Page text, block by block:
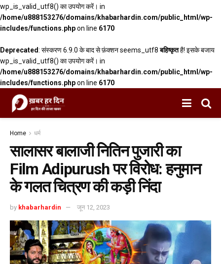
wp_is_valid_utf8() का उपयोग करें। in
/home/u888153276/domains/khabarhardin.com/public_html/wp-
includes/functions.phpon line 6170
Deprecated: संस्करण 6.9.0 के बाद से फ़ंक्शन seems_utf8बहिष्कृतहै! इसके बजाय
wp_is_valid_utf8() का उपयोग करें। in
/home/u888153276/domains/khabarhardin.com/public_html/wp-
includes/functions.phpon line 6170
Home धर्म
सालासर बालाजी नितिन पुजारी का
Film Adipurush पर विरोध: हनुमान
के गलत चित्रण की कड़ी निंदा
by khabarhardin जून 12, 2023